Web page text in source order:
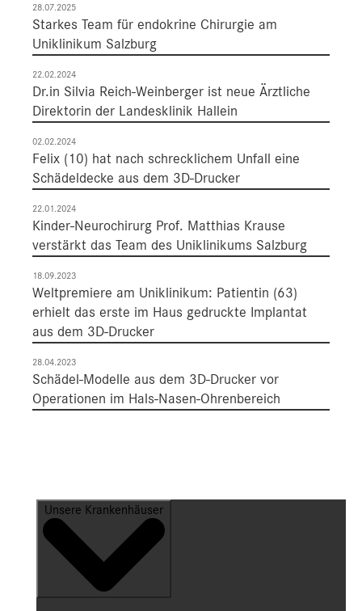
28.07.2025
Starkes Team für endokrine Chirurgie am
Uniklinikum Salzburg
22.02.2024
Dr.in Silvia Reich-Weinberger ist neue Ärztliche
Direktorin der Landesklinik Hallein
02.02.2024
Felix (10) hat nach schrecklichem Unfall eine
Schädeldecke aus dem 3D-Drucker
22.01.2024
Kinder-Neurochirurg Prof. Matthias Krause
verstärkt das Team des Uniklinikums Salzburg
18.09.2023
Weltpremiere am Uniklinikum: Patientin (63)
erhielt das erste im Haus gedruckte Implantat
aus dem 3D-Drucker
28.04.2023
Schädel-Modelle aus dem 3D-Drucker vor
Operationen im Hals-Nasen-Ohrenbereich
Unsere Krankenhäuser